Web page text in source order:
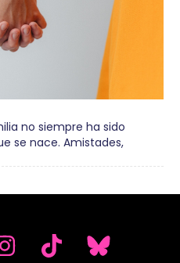
no siempre ha sido
se nace. Amistades,